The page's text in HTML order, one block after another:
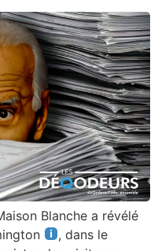
Blanche a révélé
, dans le